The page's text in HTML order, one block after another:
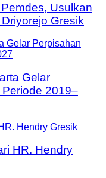
Usulkan
Gresik
Gelar
2019–
HR. Hendry